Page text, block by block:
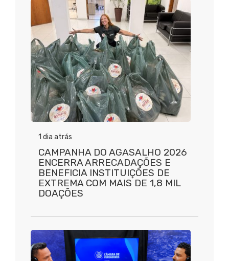
1 dia atrás
CAMPANHA DO AGASALHO 2026
ENCERRA ARRECADAÇÕES E
BENEFICIA INSTITUIÇÕES DE
EXTREMA COM MAIS DE 1,8 MIL
DOAÇÕES